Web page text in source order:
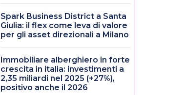
Spark Business District a Santa
Giulia: il flex come leva di valore
per gli asset direzionali a Milano
Immobiliare alberghiero in forte
crescita in italia: investimenti a
2,35 miliardi nel 2025 (+27%),
positivo anche il 2026